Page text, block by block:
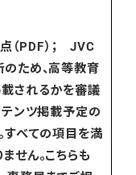
（PDF）； JVC
ため、高等教育
されるかを審議
テンツ掲載予定の
すべての項目を満
せん。こちらも